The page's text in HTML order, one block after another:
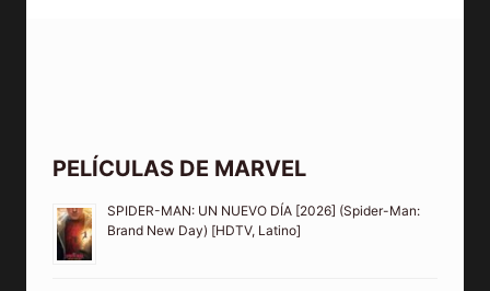
PELÍCULAS DE MARVEL
SPIDER-MAN: UN NUEVO DÍA [2026] (Spider-Man:
Brand New Day) [HDTV, Latino]